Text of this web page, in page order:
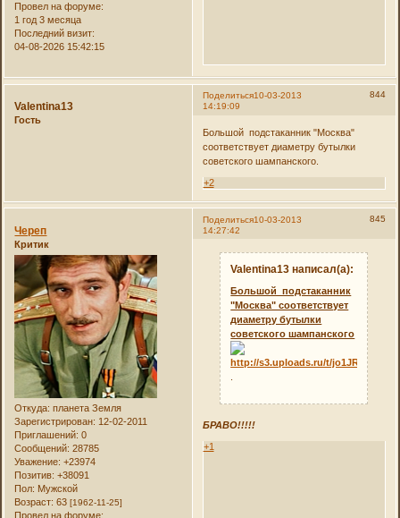
Провел на форуме:
1 год 3 месяца
Последний визит:
04-08-2026 15:42:15
Поделиться 844
10-03-2013
14:19:09
Valentina13
Гость
Большой подстаканник "Москва"
соответствует диаметру бутылки
советского шампанского.
+2
Поделиться 845
10-03-2013
14:27:42
Череп
Критик
Откуда: планета Земля
Зарегистрирован: 12-02-2011
Приглашений: 0
Сообщений: 28785
Уважение: +23974
Позитив: +38091
Пол: Мужской
Возраст: 63[1962-11-25]
Провел на форуме:
Valentina13 написал(а):
Большой подстаканник
"Москва" соответствует
диаметру бутылки
советского шампанского
БРАВО!!!!!
+1